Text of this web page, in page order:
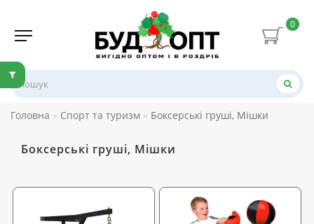
0
Головна Спорт та туризм Боксерські груші, Мішки
Боксерські груші, Мішки